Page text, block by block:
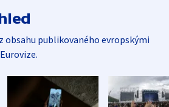
obsahu publikovaného evropskými